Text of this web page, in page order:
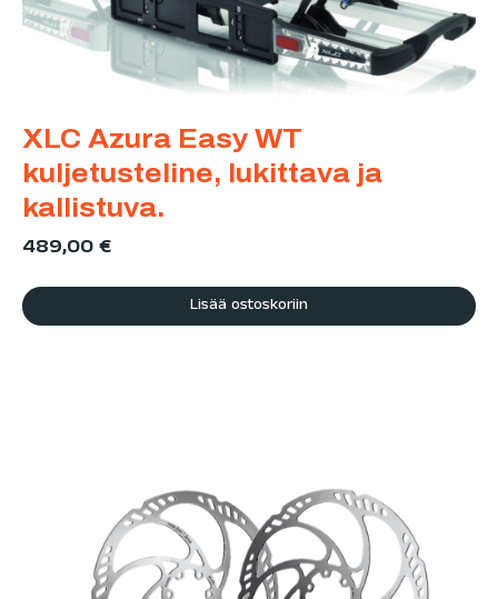
XLC Azura Easy WT
kuljetusteline, lukittava ja
kallistuva.
489,00€
Lisää ostoskoriin